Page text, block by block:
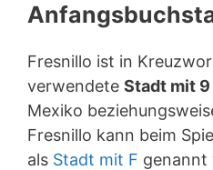
Fresnillo ist in
verwendete Stadt mit
Mexiko
Fresnillo kann beim
als Stadt mit F genannt